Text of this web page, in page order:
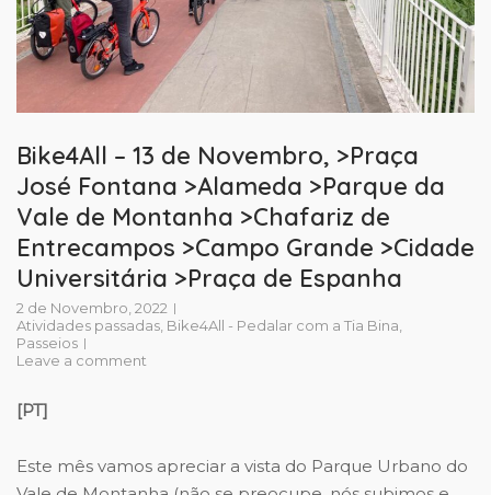
Bike4All – 13 de Novembro, >Praça
José Fontana >Alameda >Parque da
Vale de Montanha >Chafariz de
Entrecampos >Campo Grande >Cidade
Universitária >Praça de Espanha
2 de Novembro, 2022
Atividades passadas Bike4All - Pedalar com a Tia Bina
Passeios
Leave a comment
[PT]
Este mês vamos apreciar a vista do Parque Urbano do